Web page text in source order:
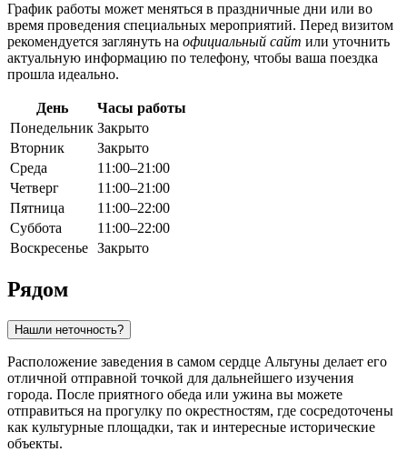
График работы может меняться в праздничные дни или во
время проведения специальных мероприятий. Перед визитом
рекомендуется заглянуть на официальный сайт или уточнить
актуальную информацию по телефону, чтобы ваша поездка
прошла идеально.
День
Часы работы
Понедельник Закрыто
Вторник
Закрыто
Среда
11:00–21:00
Четверг
11:00–21:00
Пятница
11:00–22:00
Суббота
11:00–22:00
Воскресенье Закрыто
Рядом
Нашли неточность?
Расположение заведения в самом сердце Альтуны делает его
отличной отправной точкой для дальнейшего изучения
города. После приятного обеда или ужина вы можете
отправиться на прогулку по окрестностям, где сосредоточены
как культурные площадки, так и интересные исторические
объекты.